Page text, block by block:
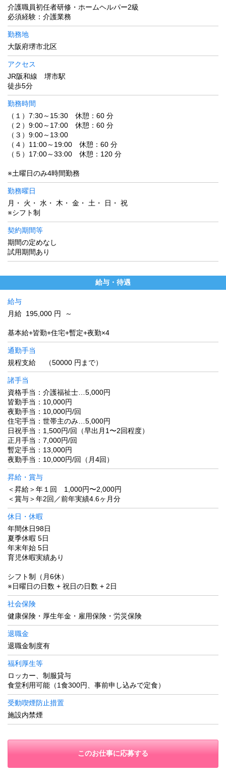
介護職員初任者研修・ホームヘルパー2級
必須経験：介護業務
勤務地
大阪府堺市北区
アクセス
JR阪和線 堺市駅
徒歩5分
勤務時間
（１）7:30～15:30 休憩：60 分
（２）9:00～17:00 休憩：60 分
（３）9:00～13:00
（４）11:00～19:00 休憩：60 分
（５）17:00～33:00 休憩：120 分
※土曜日のみ4時間勤務
勤務曜日
月・ 火・ 水・ 木・ 金・ 土・ 日・ 祝
※シフト制
契約期間等
期間の定めなし
試用期間あり
給与・待遇
給与
月給 195,000 円 ～
基本給+皆勤+住宅+暫定+夜勤×4
通勤手当
規程支給 （50000 円まで）
諸手当
資格手当：介護福祉士…5,000円
皆勤手当：10,000円
夜勤手当：10,000円/回
住宅手当：世帯主のみ…5,000円
日祝手当：1,500円/回（早出月1〜2回程度）
正月手当：7,000円/回
暫定手当：13,000円
夜勤手当：10,000円/回（月4回）
昇給・賞与
＜昇給＞年１回 1,000円〜2,000円
＜賞与＞年2回／前年実績4.6ヶ月分
休日・休暇
年間休日98日
夏季休暇 5日
年末年始 5日
育児休暇実績あり
シフト制（月6休）
※日曜日の日数 + 祝日の日数 + 2日
社会保険
健康保険・厚生年金・雇用保険・労災保険
退職金
退職金制度有
福利厚生等
ロッカー、制服貸与
食堂利用可能（1食300円、事前申し込みで定食）
受動喫煙防止措置
施設内禁煙
このお仕事に応募する